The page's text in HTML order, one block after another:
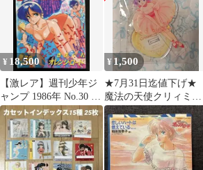
¥ 18,500
【激レア】週刊少年ジ
ャンプ 1986年 No.30 き
まぐれオレンジ☆ロー
ド
¥1,500
★7月31日迄値下げ★
魔法の天使クリィミー
マミ アクリルスタンド
高田明美